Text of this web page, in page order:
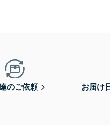
のご依頼 お届け